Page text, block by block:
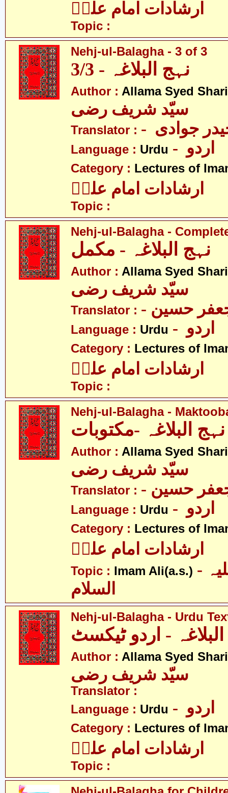
ارشادات امام علیؑ
Topic :
Nehj-ul-Balagha - 3 of 3
نہج البلاغہ - 3/3
Author : Allama Syed
سیّد شریف رضی
Translator : جوادی
Language : Urdu
Category : Lectures of
ارشادات امام علیؑ
Topic :
Nehj-ul-Balagha -
Author : Allama Syed
سیّد شریف رضی
Translator : حسین
Language : Urdu
Category : Lectures of
ارشادات امام علیؑ
Topic :
Nehj-ul-Balagha -
نہج البلاغہ -مکتوبات
Author : Allama Syed
سیّد شریف رضی
Translator : حسین
Language : Urdu
Category : Lectures of
ارشادات امام علیؑ
Topic : Imam Ali(a.s.) - امام علی علیہ
Nehj-ul-Balagha - Urdu
- اردو ٹیکسٹ
Author : Allama Syed
سیّد شریف رضی
Translator :
Language : Urdu
Category : Lectures of
ارشادات امام علیؑ
Topic :